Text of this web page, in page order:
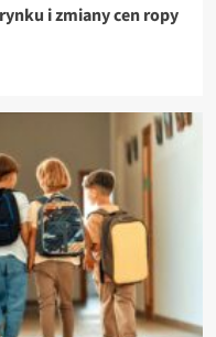
i zmiany cen ropy